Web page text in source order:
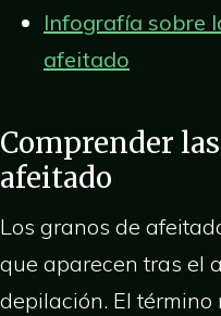
Infografía sobre
afeitado
Comprender
afeitado
Los granos de
que aparecen tras el
depilación. El